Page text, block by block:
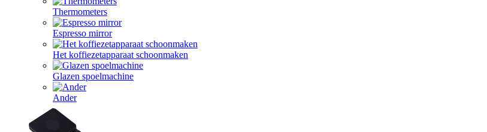
Thermometers
Espresso mirror
Het koffiezetapparaat schoonmaken
Glazen spoelmachine
Ander